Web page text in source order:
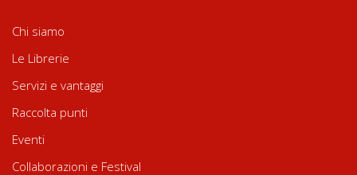
Chi siamo
Le Librerie
Servizi e vantaggi
Raccolta punti
Eventi
Collaborazioni e Festival